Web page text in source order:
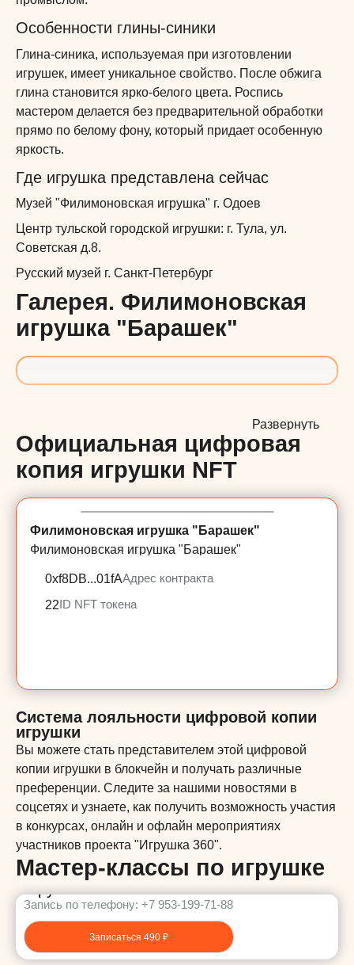
Особенности глины-синики
Глина-синика, используемая при изготовлении
игрушек, имеет уникальное свойство. После обжига
глина становится ярко-белого цвета. Роспись
мастером делается без предварительной обработки
прямо по белому фону, который придает особенную
яркость.
Где игрушка представлена сейчас
Музей "Филимоновская игрушка" г. Одоев
Центр тульской городской игрушки: г. Тула, ул.
Советская д.8.
Русский музей г. Санкт-Петербург
Галерея. Филимоновская
игрушка "Барашек"
Развернуть
Официальная цифровая
копия игрушки NFT
Филимоновская игрушка "Барашек"
Филимоновская игрушка "Барашек"
0xf8DB...01fAАдрес контракта
22 ID NFT токена
Система лояльности цифровой копии
игрушки
Вы можете стать представителем этой цифровой
копии игрушки в блокчейн и получать различные
преференции. Следите за нашими новостями в
соцсетях и узнаете, как получить возможность участия
в конкурсах, онлайн и офлайн мероприятиях
участников проекта "Игрушка 360".
Мастер-классы по игрушке
Мастер-класс «Роспись филимоновской
игрушки»
Запись по телефону: +7 953-199-71-88
Записаться 490 ₽
Мастер-класс по лепке филимоновской